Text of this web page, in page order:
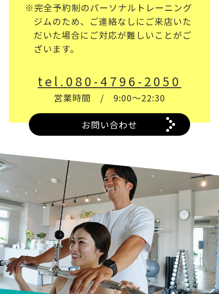
※完全予約制のパーソナルトレーニング
ジムのため、ご連絡なしにご来店いた
だいた場合にご対応が難しいことがご
ざいます。
tel.080-4796-2050
営業時間 / 9:00～22:30
お問い合わせ